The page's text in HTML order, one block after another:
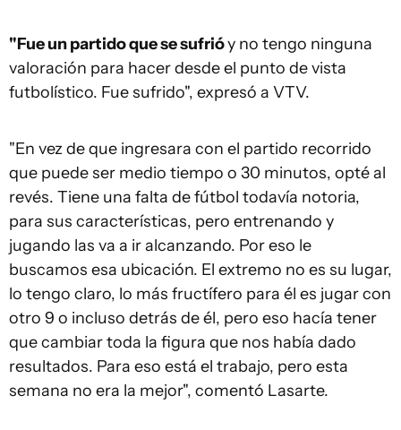
"Fue un partido que se sufrióy no tengo ninguna
valoración para hacer desde el punto de vista
futbolístico. Fue sufrido", expresó a VTV.
"En vez de que ingresara con el partido recorrido
que puede ser medio tiempo o 30 minutos, opté al
revés. Tiene una falta de fútbol todavía notoria,
para sus características, pero entrenando y
jugando las va a ir alcanzando. Por eso le
buscamos esa ubicación. El extremo no es su lugar,
lo tengo claro, lo más fructífero para él es jugar con
otro 9 o incluso detrás de él, pero eso hacía tener
que cambiar toda la figura que nos había dado
resultados. Para eso está el trabajo, pero esta
semana no era la mejor", comentó Lasarte.